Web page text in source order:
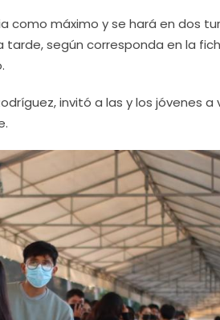
como máximo y se hará en dos
tarde, según corresponda en la
invitó a las y los jóvenes